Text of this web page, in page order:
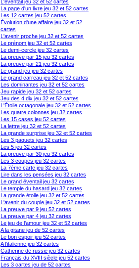
L'éventail jeu 32 et 52 cartes
La page d'un livre jeu 32 et 52 cartes
Les 12 cartes jeu 52 cartes
Évolution d'une affaire jeu 32 et 52
cartes
L'avenir proche jeu 32 et 52 cartes
Le prénom jeu 32 et 52 cartes
Le demi-cercle jeu 32 cartes
La preuve par 15 jeu 32 cartes
La preuve par 21 jeu 32 cartes
Le grand jeu jeu 32 cartes
Le grand carreau jeu 32 et 52 cartes
Les dominantes jeu 32 et 52 cartes
Jeu rapide jeu 32 et 52 cartes
Jeu des 4 dix jeu 32 et 52 cartes
L'Étoile octagonale jeu 32 et 52 cartes
Les quatre colonnes jeu 32 cartes
Les 15 cases jeu 52 cartes
La lettre jeu 32 et 52 cartes
La grande surprise jeu 32 et 52 cartes
Les 3 paquets jeu 32 cartes
Les 5 jeu 32 cartes
La preuve par 30 jeu 32 cartes
Les 3 coupes jeu 32 cartes
La 7ème carte jeu 32 cartes
Lire dans les pensées jeu 32 cartes
Le grand éventail jeu 32 cartes
Le temple du hasard jeu 32 cartes
La grande étoile jeu 32 et 52 cartes
L'avenir du couple jeu 32 et 52 cartes
La preuve par 9 jeu 52 cartes
La preuve par 4 jeu 32 cartes
Le jeu de l'amour jeu 32 et 52 cartes
A la gitane jeu de 52 cartes
Le bon espoir jeu 52 cartes
A l'italienne jeu 32 cartes
Catherine de russie jeu 32 cartes
Français du XVIII siècle jeu 52 cartes
Les 3 cartes jeu de 52 cartes